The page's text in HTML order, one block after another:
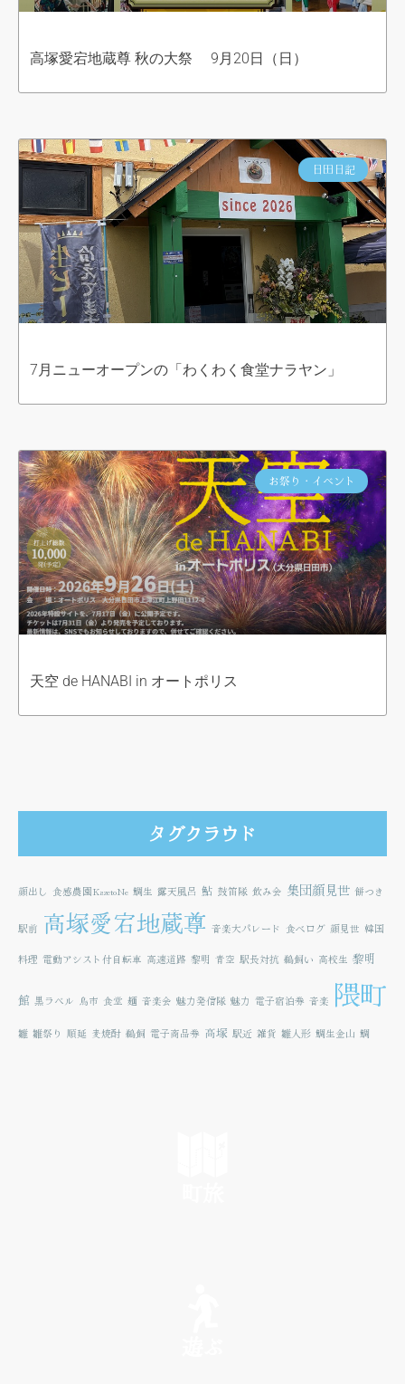
高塚愛宕地蔵尊 秋の大祭 9月20日（日）
日田日記
7月ニューオープンの「わくわく食堂ナラヤン」
お祭り・イベント
天空 de HANABI in オートポリス
タグクラウド
顔出し 食感農園KazetoNe 鯛生 露天風呂 鮎 鼓笛隊 飲み会 集団顔見世 餅つき
駅前 高塚愛宕地蔵尊 音楽大パレード 食べログ 顔見世 韓国
料理 電動アシスト付自転車 高速道路 黎明 青空 駅長対抗 鵜飼い 高校生 黎明
館 黒ラベル 鳥市 食堂 麺 音楽会 魅力発信隊 魅力 電子宿泊券 音楽 隈町
雛 雛祭り 順延 麦焼酎 鵜飼 電子商品券 高塚 駅近 雑貨 雛人形 鯛生金山 鯛